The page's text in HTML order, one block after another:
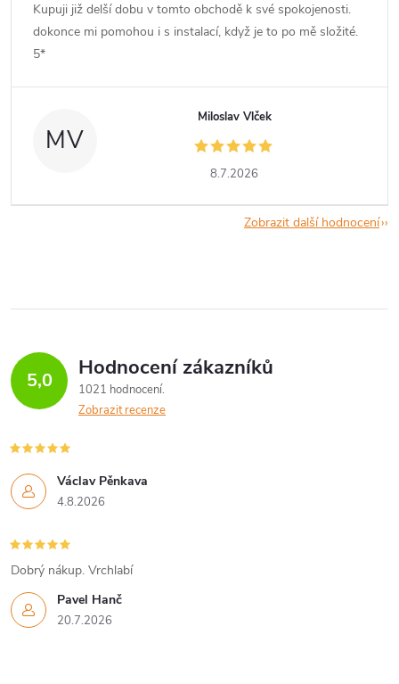
Kupuji již delší dobu v tomto obchodě k své spokojenosti.
dokonce mi pomohou i s instalací, když je to po mě složité.
5*
MV
Miloslav Vlček
8.7.2026
Zobrazit další hodnocení
5,0 Hodnocení zákazníků
1021 hodnocení
Zobrazit recenze
Václav Pěnkava
4.8.2026
Pavel Hanč
20.7.2026
Dobrý nákup. Vrchlabí